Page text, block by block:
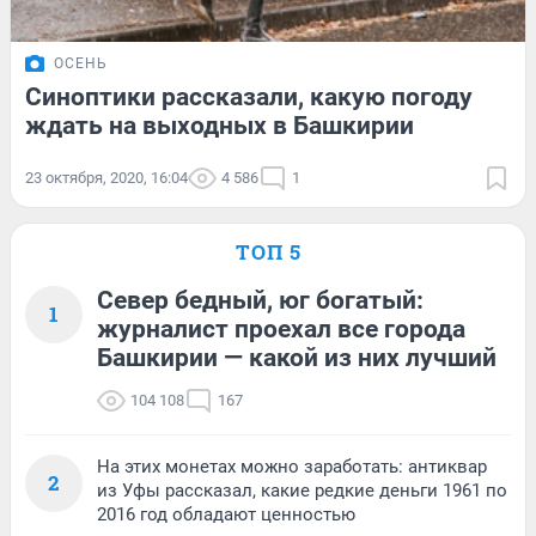
ОСЕНЬ
Синоптики рассказали, какую погоду
ждать на выходных в Башкирии
23 октября, 2020, 16:04 4 586 1
ТОП 5
1
Север бедный, юг богатый:
журналист проехал все города
Башкирии — какой из них лучший
104 108 167
2
На этих монетах можно заработать: антиквар
из Уфы рассказал, какие редкие деньги 1961 по
2016 год обладают ценностью